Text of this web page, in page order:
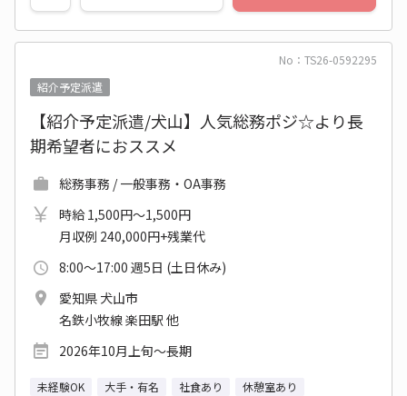
No：TS26-0592295
紹介予定派遣
【紹介予定派遣/犬山】人気総務ポジ☆より長
期希望者におススメ
総務事務 / 一般事務・OA事務
時給 1,500円～1,500円
月収例 240,000円+残業代
8:00～17:00 週5日 (土日休み)
愛知県 犬山市
名鉄小牧線 楽田駅 他
2026年10月上旬～長期
未経験OK 大手・有名 社食あり
休憩室あり